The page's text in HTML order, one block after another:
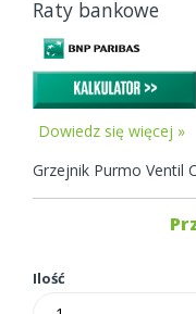
Raty bankowe
Dowiedz się więcej »
Grzejnik Purmo Ventil
Ilość